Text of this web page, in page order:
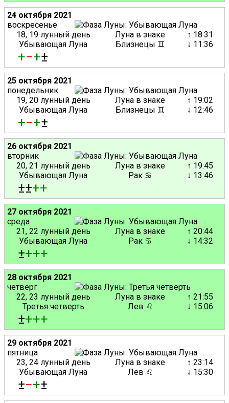
24 октября 2021
воскресенье
18, 19 лунный день
Убывающая Луна
Луна в знаке
Близнецы ♊
↑ 18:31
↓ 11:36
+−+±
25 октября 2021
понедельник
19, 20 лунный день
Убывающая Луна
Луна в знаке
Близнецы ♊
↑ 19:02
↓ 12:46
+−+±
26 октября 2021
вторник
20, 21 лунный день
Убывающая Луна
Луна в знаке
Рак ♋
↑ 19:45
↓ 13:46
±±++
27 октября 2021
среда
21, 22 лунный день
Убывающая Луна
Луна в знаке
Рак ♋
↑ 20:44
↓ 14:32
±+++
28 октября 2021
четверг
22, 23 лунный день
Третья четверть
Луна в знаке
Лев ♌
↑ 21:55
↓ 15:06
±+++
29 октября 2021
пятница
23, 24 лунный день
Убывающая Луна
Луна в знаке
Лев ♌
↑ 23:14
↓ 15:30
±−+±